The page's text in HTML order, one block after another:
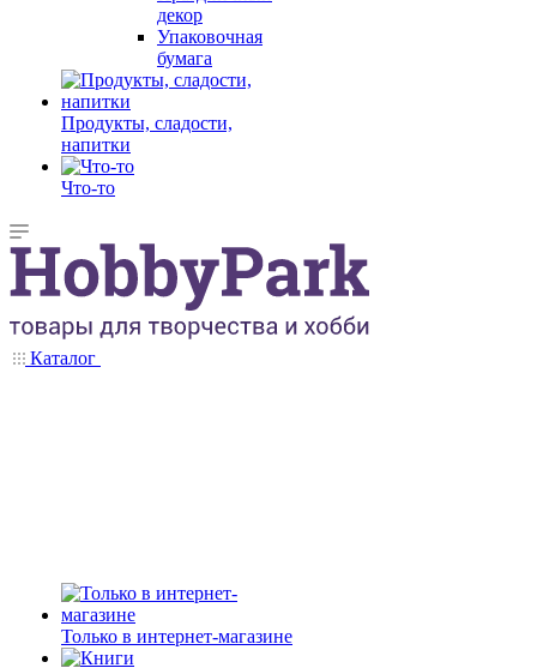
декор
Упаковочная
бумага
Продукты, сладости,
напитки
Что-то
Каталог
Только в интернет-магазине